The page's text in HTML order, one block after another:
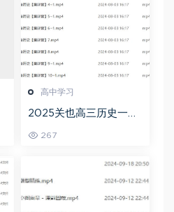
高中学习
2025关也高三历史一轮
教程
267